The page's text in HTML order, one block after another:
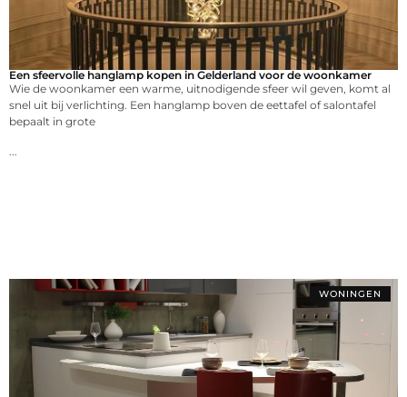
Een sfeervolle hanglamp kopen in Gelderland voor de woonkamer
Wie de woonkamer een warme, uitnodigende sfeer wil geven, komt al
snel uit bij verlichting. Een hanglamp boven de eettafel of salontafel
bepaalt in grote
WONINGEN